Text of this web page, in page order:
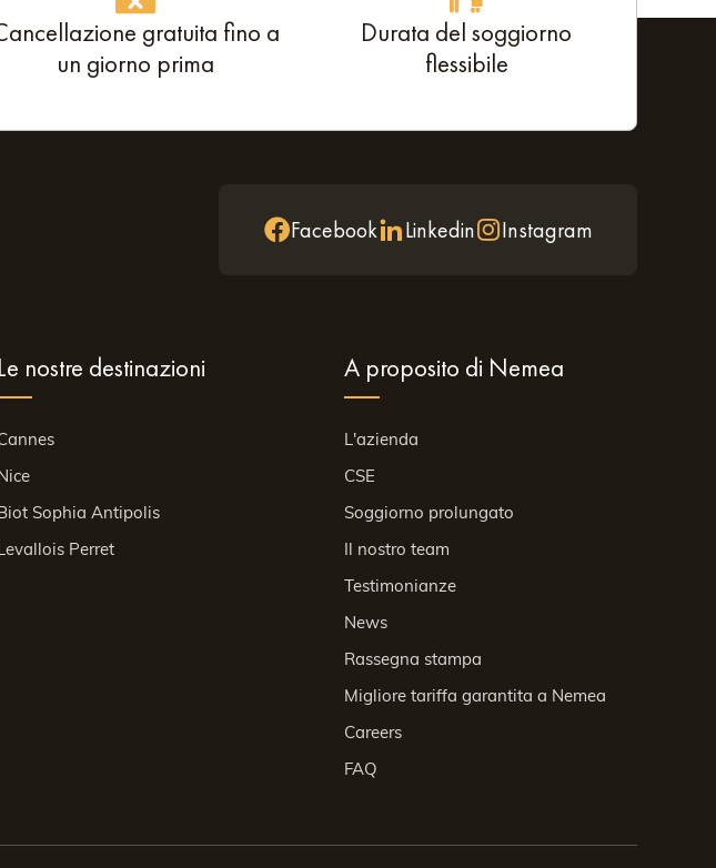
gratuita fino a
un giorno prima
Durata del soggiorno
flessibile
Facebook Linkedin Instagram
Le nostre destinazioni
Sophia Antipolis
Perret
A proposito di Nemea
L'azienda
CSE
Soggiorno prolungato
Il nostro team
Testimonianze
News
Rassegna stampa
Migliore tariffa garantita a Nemea
Careers
FAQ